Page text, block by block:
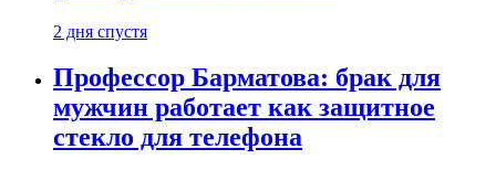
2 дня спустя
Профессор Барматова: брак для
мужчин работает как защитное
стекло для телефона